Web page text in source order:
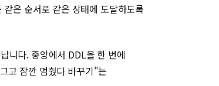
은 순서로 같은 상태에 도달하도록
니다. 중앙에서 DDL을 한 번에
고 잠깐 멈췄다 바꾸기"는